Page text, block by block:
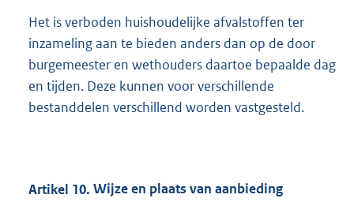
Het is verboden huishoudelijke afvalstoffen ter
inzameling aan te bieden anders dan op de door
burgemeester en wethouders daartoe bepaalde dag
en tijden. Deze kunnen voor verschillende
bestanddelen verschillend worden vastgesteld.
Artikel 10. Wijze en plaats van aanbieding